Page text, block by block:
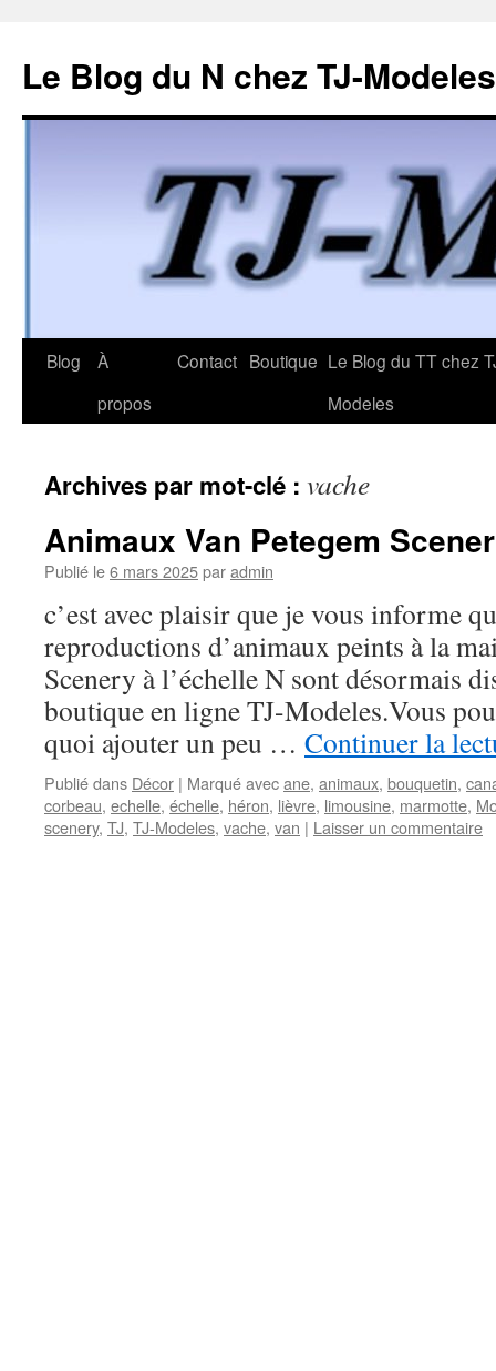
Le Blog du N chez TJ-Modeles
Aller
Blog
À
propos
Contact Boutique Le Blog du TT chez
Modeles
Archives par mot-clé : vache
Animaux Van Petegem
Publié le6 mars 2025paradmin
c’est avec plaisir que je vous informe
reproductions d’animaux peints à la
Scenery à l’échelle N sont désormais
boutique en ligne TJ-Modeles.Vous
quoi ajouter un peu … Continuer la
Publié dans Décor | Marqué avecane, animaux, bouquetin,
corbeau, echelle, échelle, héron, lièvre, limousine, marmotte,
scenery, TJ, TJ-Modeles, vache, van | Laisser un commentaire